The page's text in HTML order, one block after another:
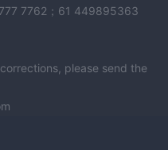
7762；61 449895363
please send the